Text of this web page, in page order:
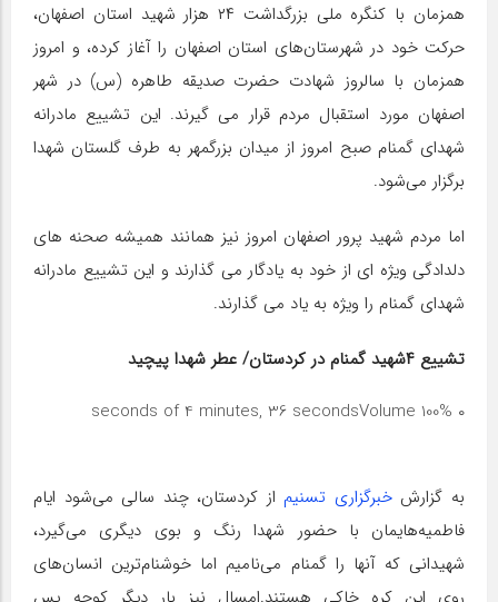
همزمان با کنگره ملی بزرگداشت ۲۴ هزار شهید استان اصفهان،
حرکت خود در شهرستان‌های استان اصفهان را آغاز کرده، و امروز
همزمان با سالروز شهادت حضرت صدیقه طاهره (س) در شهر
اصفهان مورد استقبال مردم قرار می گیرند. این تشییع مادرانه
شهدای گمنام صبح امروز از میدان بزرگمهر به طرف گلستان شهدا
برگزار می‌شود.
اما مردم شهید پرور اصفهان امروز نیز همانند همیشه صحنه های
دلدادگی ویژه ای از خود به یادگار می گذارند و این تشییع مادرانه
شهدای گمنام را ویژه به یاد می گذارند.
تشییع ۴شهید گمنام در کردستان/ عطر شهدا پیچید
۰ seconds of 4 minutes, 36 seconds Volume 100%
به گزارشخبرگزاری تسنیماز کردستان، چند سالی می‌شود ایام
فاطمیه‌هایمان با حضور شهدا رنگ و بوی دیگری می‌گیرد،
شهیدانی که آنها را گمنام می‌نامیم اما خوشنام‌ترین انسان‌های